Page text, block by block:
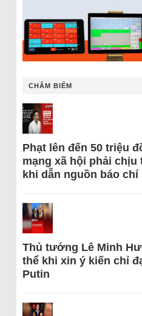
CHÂM BIẾM
Phạt lên đến 50 triệu
mạng xã hội phải chịu
khi dẫn nguồn báo chí
Thủ tướng Lê Minh
thể khi xin ý kiến chỉ
Putin